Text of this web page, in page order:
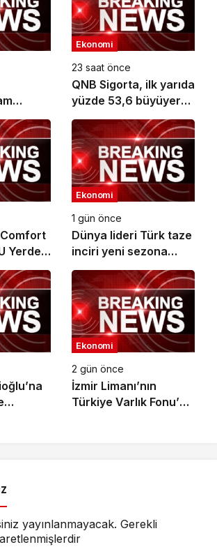
Ekonomi
23 saat önce
QNB Sigorta, ilk yarıda
yüzde 53,6 büyüyerek
10,66 milyar TL prim
üretimine ulaştı
Yerden
yetkili
Ekonomi
1 gün önce
Dünya lideri Türk taze
inciri yeni sezona
başladı
Ekonomi
2 gün önce
İzmir Limanı’nın
Türkiye Varlık Fonu’na
yayınlanmayacak. Gerekli